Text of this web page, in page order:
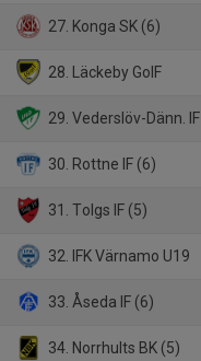
27. Konga SK (6)
28. Läckeby GoIF
29. Vederslöv-Dänn. IF (B)
30. Rottne IF (6)
31. Tolgs IF (5)
32. IFK Värnamo U19
33. Åseda IF (6)
34. Norrhults BK (5)